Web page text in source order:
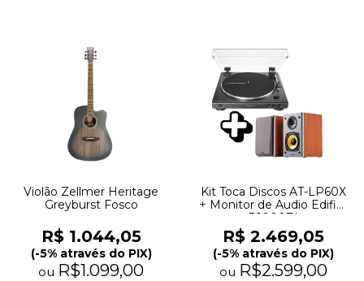
Violão Zellmer Heritage
Greyburst Fosco
R$ 1.044,05
(-5% através do PIX)
ou R$1.099,00
Kit Toca Discos AT-LP60X
+ Monitor de Audio Edifier
R1000T4
R$ 2.469,05
(-5% através do PIX)
ou R$2.599,00